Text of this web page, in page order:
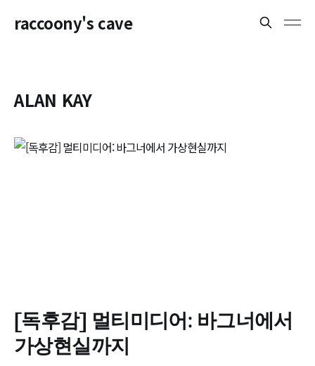
raccoony's cave
ALAN KAY
[독후감] 멀티미디어: 바그너에서
가상현실까지